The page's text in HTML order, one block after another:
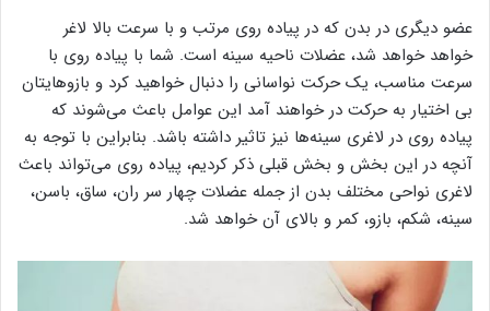
عضو دیگری در بدن که در پیاده روی مرتب و با سرعت بالا لاغر
خواهد خواهد شد، عضلات ناحیه سینه است. شما با پیاده روی با
سرعت مناسب، یک حرکت نواسانی را دنبال خواهید کرد و بازوهایتان
بی اختیار به حرکت در خواهند آمد این عوامل باعث می‌شوند که
پیاده روی در لاغری سینه‌ها نیز تاثیر داشته باشد. بنابراین با توجه به
آنچه در این بخش و بخش قبلی ذکر کردیم، پیاده روی می‌تواند باعث
لاغری نواحی مختلف بدن از جمله عضلات چهار سر ران، ساق، باسن،
سینه، شکم، بازو، کمر و بالای آن خواهد شد.